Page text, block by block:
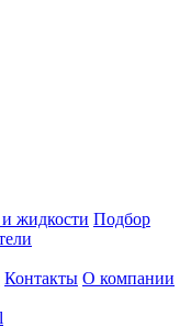
жидкости Подбор
Контакты О компании